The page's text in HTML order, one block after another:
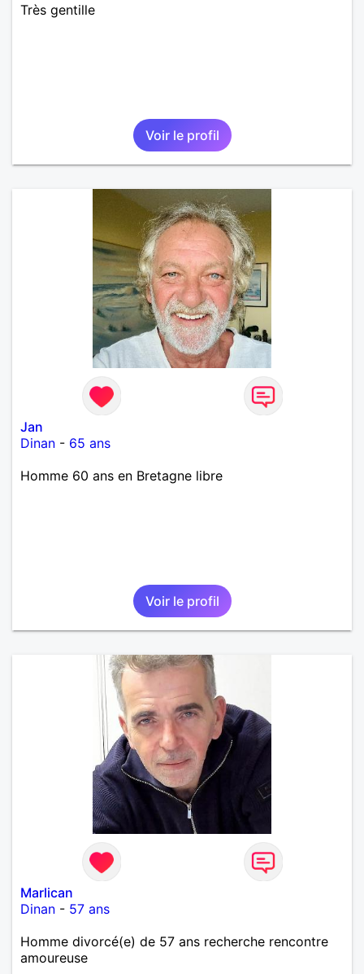
Très gentille
Voir le profil
Jan
Dinan - 65 ans
Homme 60 ans en Bretagne libre
Voir le profil
Marlican
Dinan - 57 ans
Homme divorcé(e) de 57 ans recherche rencontre
amoureuse